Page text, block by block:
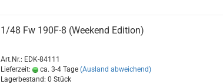
1/48 Fw 190F-8 (Weekend Edition)
Art.Nr.: EDK-84111
Lieferzeit:
ca. 3-4 Tage (Ausland abweichend)
Lagerbestand: 0 Stück